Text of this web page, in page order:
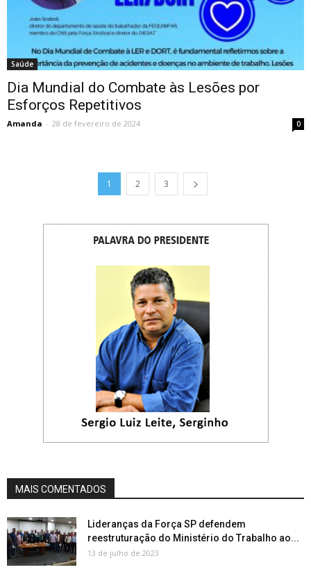
Saúde
Dia Mundial do Combate às Lesões por
Esforços Repetitivos
Amanda - 28 de fevereiro de 2024 0
1 2 3
MAIS COMENTADOS
Lideranças da Força SP defendem
reestruturação do Ministério do Trabalho ao...
13 de julho de 2023